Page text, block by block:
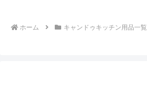
ホーム キャンドゥキッチン用品一覧